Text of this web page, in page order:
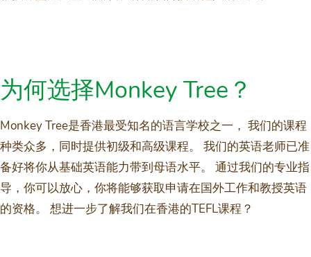
为何选择Monkey Tree？
Monkey Tree是香港最受知名的语言学校之一， 我们的课程
种类众多，同时提供初级和高级课程。 我们的英语老师已准
备好将你从基础英语能力带到母语水平。 通过我们的专业指
导，你可以放心，你将能够获取申请在国外工作和教授英语
的资格。 想进一步了解我们在香港的TEFL课程？